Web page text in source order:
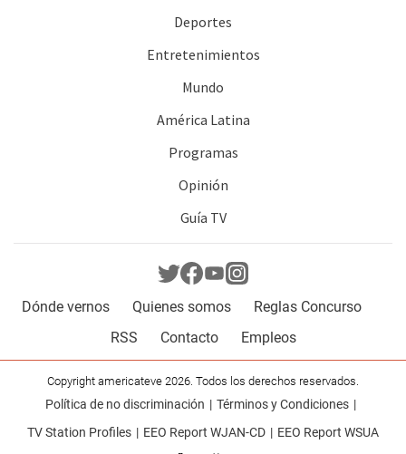
Deportes
Entretenimientos
Mundo
América Latina
Programas
Opinión
Guía TV
Dónde vernos Quienes somos
Reglas Concurso
RSS
Contacto Empleos
Copyright americateve 2026. Todos los derechos reservados.
Política de no discriminación
Términos y Condiciones
TV Station Profiles
EEO Report WJAN-CD EEO Report WSUA